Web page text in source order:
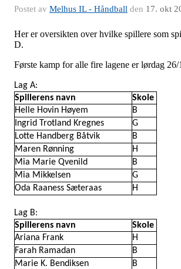
Postet av Melhus IL - Håndball den 17. okt
Her er oversikten over hvilke spillere som
D.
Første kamp for alle fire lagene er lørdag
Lag A:
Spillerens navn
Skole
Helle Hovin Høyem
B
Ingrid Trotland Kregnes
G
Lotte Handberg Båtvik
B
Maren Rønning
H
Mia Marie Qvenild
B
Mia Mikkelsen
G
Oda Raaness Sæteraas
H
Lag B:
Spillerens navn
Skole
Ariana Frank
H
Farah Ramadan
B
Marie K. Bendiksen
B